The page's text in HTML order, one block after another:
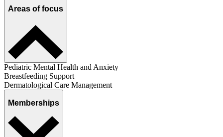
Areas of focus
Pediatric Mental Health and Anxiety
Breastfeeding Support
Dermatological Care Management
Memberships